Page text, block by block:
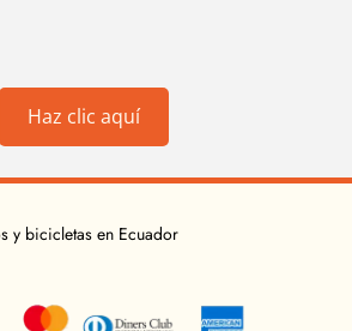
Haz clic aquí
y bicicletas en Ecuador